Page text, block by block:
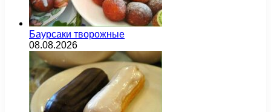
Баурсаки творожные
08.08.2026